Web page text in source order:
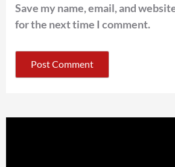
Save my name, email, and
for the next time I comment.